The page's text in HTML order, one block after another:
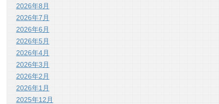
2026年8月
2026年7月
2026年6月
2026年5月
2026年4月
2026年3月
2026年2月
2026年1月
2025年12月